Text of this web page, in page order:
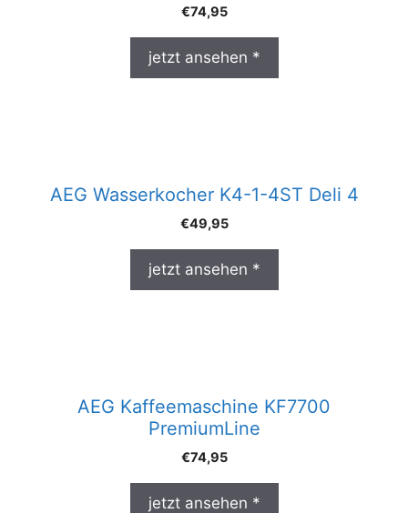
€74,95
jetzt ansehen *
AEG Wasserkocher K4-1-4ST Deli 4
€49,95
jetzt ansehen *
AEG Kaffeemaschine KF7700
PremiumLine
€74,95
jetzt ansehen *